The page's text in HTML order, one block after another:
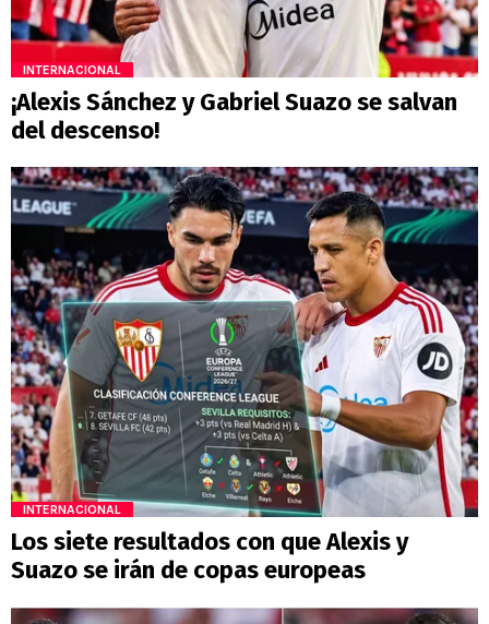
INTERNACIONAL
¡Alexis Sánchez y Gabriel Suazo se salvan
del descenso!
INTERNACIONAL
Los siete resultados con que Alexis y
Suazo se irán de copas europeas